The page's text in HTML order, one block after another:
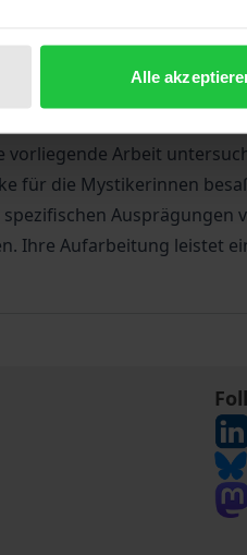
Alle
von Tradition und
sind in diesem
Arbeit
für die Mystikerinnen
Ausprägungen
Ihre Aufarbeitung leistet